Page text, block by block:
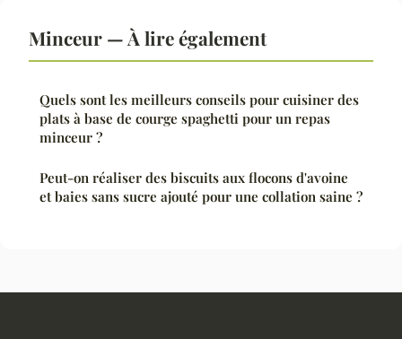
Minceur — À lire également
Quels sont les meilleurs conseils pour cuisiner des
plats à base de courge spaghetti pour un repas
minceur ?
Peut-on réaliser des biscuits aux flocons d'avoine
et baies sans sucre ajouté pour une collation saine ?